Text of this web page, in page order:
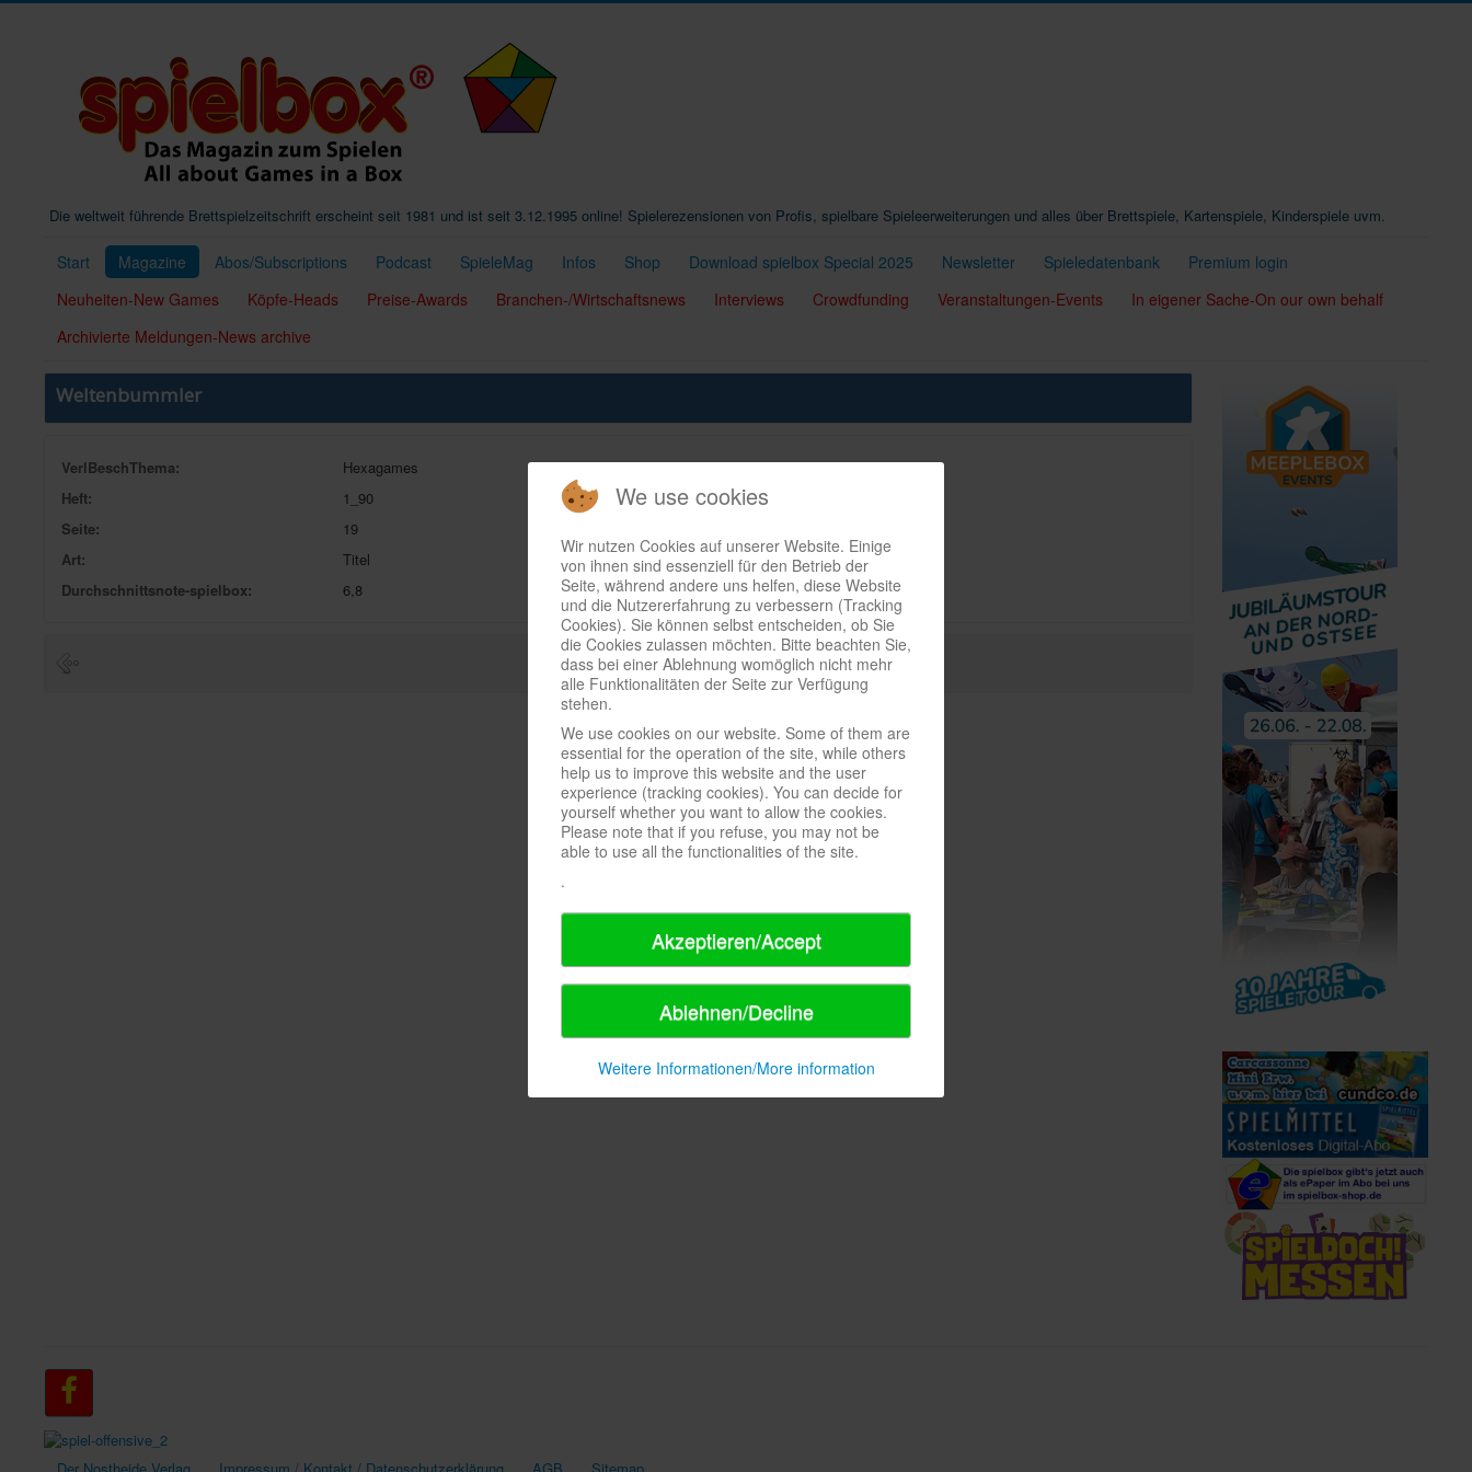
Die weltweit führende Brettspielzeitschrift erscheint seit 1981 und ist seit 3.12.1995 online! Spielerezensionen von Profis, spielbare Spieleerweiterungen und alles über Brettspiele, Kartenspiele, Kinderspiele uvm.
Start Magazine Abos/Subscriptions Podcast SpieleMag Infos Shop Download spielbox Special 2025 Newsletter Spieledatenbank
Premium login
Neuheiten-New Games
Köpfe-Heads Preise-Awards Branchen-/Wirtschaftsnews Interviews Crowdfunding Veranstaltungen-Events
In eigener Sache-On our own behalf
Archivierte Meldungen-News archive
Weltenbummler
VerlBeschThema:
Hexagames
Heft:
1_90
Seite:
19
Art:
Titel
Durchschnittsnote-spielbox:
6,8
Der Nostheide Verlag Impressum / Kontakt / Datenschutzerklärung AGB Sitemap
We use cookies
Wir nutzen Cookies auf unserer Website. Einige
von ihnen sind essenziell für den Betrieb der
Seite, während andere uns helfen, diese Website
und die Nutzererfahrung zu verbessern (Tracking
Cookies). Sie können selbst entscheiden, ob Sie
die Cookies zulassen möchten. Bitte beachten Sie,
dass bei einer Ablehnung womöglich nicht mehr
alle Funktionalitäten der Seite zur Verfügung
stehen.
We use cookies on our website. Some of them are
essential for the operation of the site, while others
help us to improve this website and the user
experience (tracking cookies). You can decide for
yourself whether you want to allow the cookies.
Please note that if you refuse, you may not be
able to use all the functionalities of the site.
.
Akzeptieren/Accept
Ablehnen/Decline
Weitere Informationen/More information